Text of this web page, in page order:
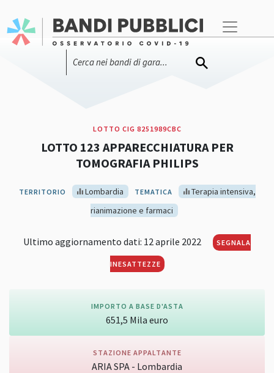
LOTTO CIG 8251989CBC
LOTTO 123 APPARECCHIATURA PER
TOMOGRAFIA PHILIPS
TERRITORIO Lombardia TEMATICA
Terapia intensiva,
rianimazione e farmaci
Ultimo aggiornamento dati: 12 aprile 2022 SEGNALA
INESATTEZZE
IMPORTO A BASE D'ASTA
651,5 Mila euro
STAZIONE APPALTANTE
ARIA SPA - Lombardia